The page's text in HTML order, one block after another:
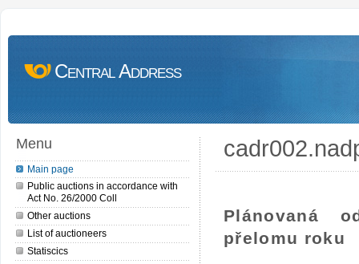
Central Address
Menu
Main page
Public auctions in accordance with
Act No. 26/2000 Coll
Other auctions
List of auctioneers
Statiscics
Plánovaná
přelomu roku